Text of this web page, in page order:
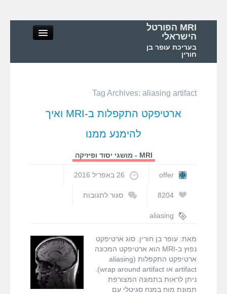
MRI הפורטל
הישראלי
בעריכת עופר בן
חורין
MRI – בדיקות ואפליקציות
MRI המדריך המלא
דרושים
Tag Archives: aliasing artifact
ארטיפקט התקפלות ב-MRI ואיך
להימנע ממנו
MRI - מושגי יסוד ופיזיקה
offer 26 באפריל 2016
8204
סגור לתגובות
ואיך
להימנע
aliasing
around artifact
ארטיפקט
התקפלות,
ארטיפקטים ב-
MRI
מאת: עופר בן חורין. סוג ארטיפקט
נפוץ ב-MRI הוא ארטיפקט המכונה
ארטיפקט התקפלות (aliasing
artifact או wrap around artifact).
ניתן לראות בתמונה המצורפת
תמונת מוח במנח סגיטלי עם